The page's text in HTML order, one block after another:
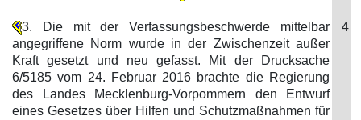
3. Die mit der Verfassungsbeschwerde mittelbar
angegriffene Norm wurde in der Zwischenzeit außer
Kraft gesetzt und neu gefasst. Mit der Drucksache
6/5185 vom 24. Februar 2016 brachte die Regierung
des Landes Mecklenburg-Vorpommern den Entwurf
eines Gesetzes über Hilfen und Schutzmaßnahmen für
4